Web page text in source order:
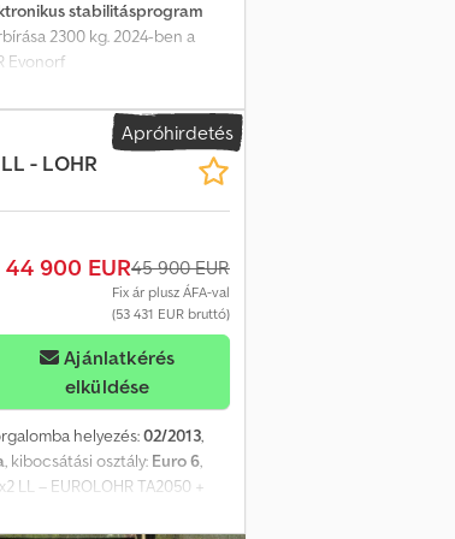
stabilitásprogram
2300 kg. 2024-ben a
Evonorf
Apróhirdetés
- LOHR
44 900 EUR45 900 EUR
Fix ár plusz ÁFA-val
(53 431 EUR bruttó)
Ajánlatkérés
elküldése
helyezés:02/2013,
, kibocsátási osztály: Euro 6,
LL – EUROLOHR TA2050 +
– LOHR